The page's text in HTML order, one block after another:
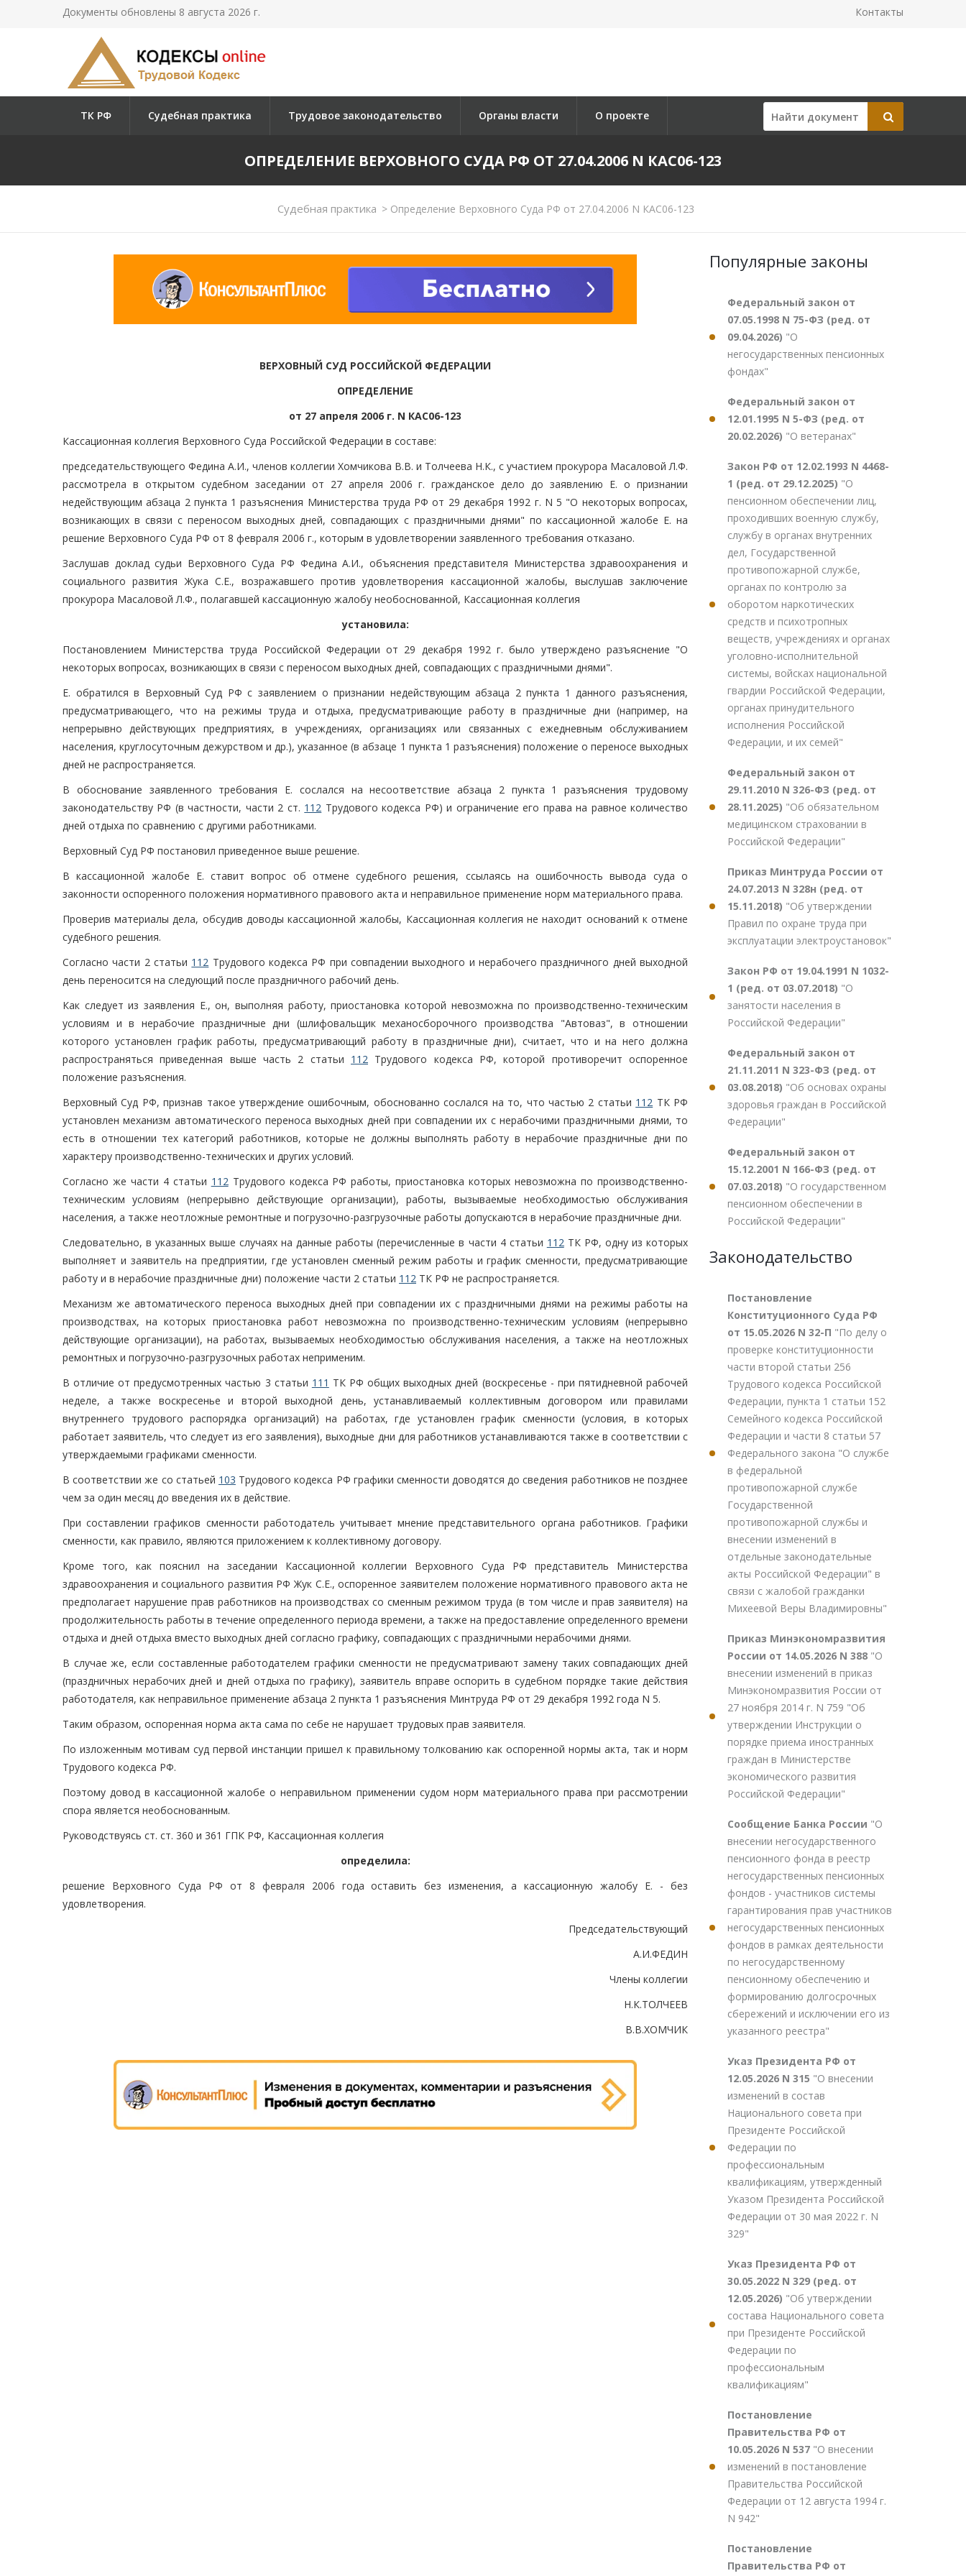
Документы обновлены 8 августа 2026 г. Контакты
ТК РФ Судебная практика Трудовое законодательство Органы власти О проекте
ОПРЕДЕЛЕНИЕ ВЕРХОВНОГО СУДА РФ ОТ 27.04.2006 N КАС06-123
Судебная практика >Определение Верховного Суда РФ от 27.04.2006 N КАС06-123
ВЕРХОВНЫЙ СУД РОССИЙСКОЙ ФЕДЕРАЦИИ
ОПРЕДЕЛЕНИЕ
от 27 апреля 2006 г. N КАС06-123
Кассационная коллегия Верховного Суда Российской Федерации в составе:
председательствующего Федина А.И., членов коллегии Хомчикова В.В. и Толчеева Н.К., с участием прокурора Масаловой Л.Ф.
рассмотрела в открытом судебном заседании от 27 апреля 2006 г. гражданское дело до заявлению Е. о признании
недействующим абзаца 2 пункта 1 разъяснения Министерства труда РФ от 29 декабря 1992 г. N 5 "О некоторых вопросах,
возникающих в связи с переносом выходных дней, совпадающих с праздничными днями" по кассационной жалобе Е. на
решение Верховного Суда РФ от 8 февраля 2006 г., которым в удовлетворении заявленного требования отказано.
Заслушав доклад судьи Верховного Суда РФ Федина А.И., объяснения представителя Министерства здравоохранения и
социального развития Жука С.Е., возражавшего против удовлетворения кассационной жалобы, выслушав заключение
прокурора Масаловой Л.Ф., полагавшей кассационную жалобу необоснованной, Кассационная коллегия
установила:
Постановлением Министерства труда Российской Федерации от 29 декабря 1992 г. было утверждено разъяснение "О
некоторых вопросах, возникающих в связи с переносом выходных дней, совпадающих с праздничными днями".
Е. обратился в Верховный Суд РФ с заявлением о признании недействующим абзаца 2 пункта 1 данного разъяснения,
предусматривающего, что на режимы труда и отдыха, предусматривающие работу в праздничные дни (например, на
непрерывно действующих предприятиях, в учреждениях, организациях или связанных с ежедневным обслуживанием
населения, круглосуточным дежурством и др.), указанное (в абзаце 1 пункта 1 разъяснения) положение о переносе выходных
дней не распространяется.
В обоснование заявленного требования Е. сослался на несоответствие абзаца 2 пункта 1 разъяснения трудовому
законодательству РФ (в частности, части 2 ст. 112 Трудового кодекса РФ) и ограничение его права на равное количество
дней отдыха по сравнению с другими работниками.
Верховный Суд РФ постановил приведенное выше решение.
В кассационной жалобе Е. ставит вопрос об отмене судебного решения, ссылаясь на ошибочность вывода суда о
законности оспоренного положения нормативного правового акта и неправильное применение норм материального права.
Проверив материалы дела, обсудив доводы кассационной жалобы, Кассационная коллегия не находит оснований к отмене
судебного решения.
Согласно части 2 статьи 112 Трудового кодекса РФ при совпадении выходного и нерабочего праздничного дней выходной
день переносится на следующий после праздничного рабочий день.
Как следует из заявления Е., он, выполняя работу, приостановка которой невозможна по производственно-техническим
условиям и в нерабочие праздничные дни (шлифовальщик механосборочного производства "Автоваз", в отношении
которого установлен график работы, предусматривающий работу в праздничные дни), считает, что и на него должна
распространяться приведенная выше часть 2 статьи 112 Трудового кодекса РФ, которой противоречит оспоренное
положение разъяснения.
Верховный Суд РФ, признав такое утверждение ошибочным, обоснованно сослался на то, что частью 2 статьи 112 ТК РФ
установлен механизм автоматического переноса выходных дней при совпадении их с нерабочими праздничными днями, то
есть в отношении тех категорий работников, которые не должны выполнять работу в нерабочие праздничные дни по
характеру производственно-технических и других условий.
Согласно же части 4 статьи 112Трудового кодекса РФ работы, приостановка которых невозможна по производственно-
техническим условиям (непрерывно действующие организации), работы, вызываемые необходимостью обслуживания
населения, а также неотложные ремонтные и погрузочно-разгрузочные работы допускаются в нерабочие праздничные дни.
Следовательно, в указанных выше случаях на данные работы (перечисленные в части 4 статьи 112ТК РФ, одну из которых
выполняет и заявитель на предприятии, где установлен сменный режим работы и график сменности, предусматривающие
работу и в нерабочие праздничные дни) положение части 2 статьи 112 ТК РФ не распространяется.
Механизм же автоматического переноса выходных дней при совпадении их с праздничными днями на режимы работы на
производствах, на которых приостановка работ невозможна по производственно-техническим условиям (непрерывно
действующие организации), на работах, вызываемых необходимостью обслуживания населения, а также на неотложных
ремонтных и погрузочно-разгрузочных работах неприменим.
В отличие от предусмотренных частью 3 статьи 111 ТК РФ общих выходных дней (воскресенье - при пятидневной рабочей
неделе, а также воскресенье и второй выходной день, устанавливаемый коллективным договором или правилами
внутреннего трудового распорядка организаций) на работах, где установлен график сменности (условия, в которых
работает заявитель, что следует из его заявления), выходные дни для работников устанавливаются также в соответствии с
утверждаемыми графиками сменности.
В соответствии же со статьей 103 Трудового кодекса РФ графики сменности доводятся до сведения работников не позднее
чем за один месяц до введения их в действие.
При составлении графиков сменности работодатель учитывает мнение представительного органа работников. Графики
сменности, как правило, являются приложением к коллективному договору.
Кроме того, как пояснил на заседании Кассационной коллегии Верховного Суда РФ представитель Министерства
здравоохранения и социального развития РФ Жук С.Е., оспоренное заявителем положение нормативного правового акта не
предполагает нарушение прав работников на производствах со сменным режимом труда (в том числе и прав заявителя) на
продолжительность работы в течение определенного периода времени, а также на предоставление определенного времени
отдыха и дней отдыха вместо выходных дней согласно графику, совпадающих с праздничными нерабочими днями.
В случае же, если составленные работодателем графики сменности не предусматривают замену таких совпадающих дней
(праздничных нерабочих дней и дней отдыха по графику), заявитель вправе оспорить в судебном порядке такие действия
работодателя, как неправильное применение абзаца 2 пункта 1 разъяснения Минтруда РФ от 29 декабря 1992 года N 5.
Таким образом, оспоренная норма акта сама по себе не нарушает трудовых прав заявителя.
По изложенным мотивам суд первой инстанции пришел к правильному толкованию как оспоренной нормы акта, так и норм
Трудового кодекса РФ.
Поэтому довод в кассационной жалобе о неправильном применении судом норм материального права при рассмотрении
спора является необоснованным.
Руководствуясь ст. ст. 360 и 361 ГПК РФ, Кассационная коллегия
определила:
решение Верховного Суда РФ от 8 февраля 2006 года оставить без изменения, а кассационную жалобу Е. - без
удовлетворения.
Председательствующий
А.И.ФЕДИН
Члены коллегии
Н.К.ТОЛЧЕЕВ
В.В.ХОМЧИК
Популярные законы
Федеральный закон от
07.05.1998 N 75-ФЗ (ред. от
09.04.2026) "О
негосударственных пенсионных
фондах"
Федеральный закон от
12.01.1995 N 5-ФЗ (ред. от
20.02.2026) "О ветеранах"
Закон РФ от 12.02.1993 N 4468-
1 (ред. от 29.12.2025) "О
пенсионном обеспечении лиц,
проходивших военную службу,
службу в органах внутренних
дел, Государственной
противопожарной службе,
органах по контролю за
оборотом наркотических
средств и психотропных
веществ, учреждениях и органах
уголовно-исполнительной
системы, войсках национальной
гвардии Российской Федерации,
органах принудительного
исполнения Российской
Федерации, и их семей"
Федеральный закон от
29.11.2010 N 326-ФЗ (ред. от
28.11.2025) "Об обязательном
медицинском страховании в
Российской Федерации"
Приказ Минтруда России от
24.07.2013 N 328н (ред. от
15.11.2018) "Об утверждении
Правил по охране труда при
эксплуатации электроустановок"
Закон РФ от 19.04.1991 N 1032-
1 (ред. от 03.07.2018) "О
занятости населения в
Российской Федерации"
Федеральный закон от
21.11.2011 N 323-ФЗ (ред. от
03.08.2018) "Об основах охраны
здоровья граждан в Российской
Федерации"
Федеральный закон от
15.12.2001 N 166-ФЗ (ред. от
07.03.2018) "О государственном
пенсионном обеспечении в
Российской Федерации"
Законодательство
Постановление
Конституционного Суда РФ
от 15.05.2026 N 32-П "По делу о
проверке конституционности
части второй статьи 256
Трудового кодекса Российской
Федерации, пункта 1 статьи 152
Семейного кодекса Российской
Федерации и части 8 статьи 57
Федерального закона "О службе
в федеральной
противопожарной службе
Государственной
противопожарной службы и
внесении изменений в
отдельные законодательные
акты Российской Федерации" в
связи с жалобой гражданки
Михеевой Веры Владимировны"
Приказ Минэкономразвития
России от 14.05.2026 N 388 "О
внесении изменений в приказ
Минэкономразвития России от
27 ноября 2014 г. N 759 "Об
утверждении Инструкции о
порядке приема иностранных
граждан в Министерстве
экономического развития
Российской Федерации"
Сообщение Банка России "О
внесении негосударственного
пенсионного фонда в реестр
негосударственных пенсионных
фондов - участников системы
гарантирования прав участников
негосударственных пенсионных
фондов в рамках деятельности
по негосударственному
пенсионному обеспечению и
формированию долгосрочных
сбережений и исключении его из
указанного реестра"
Указ Президента РФ от
12.05.2026 N 315 "О внесении
изменений в состав
Национального совета при
Президенте Российской
Федерации по
профессиональным
квалификациям, утвержденный
Указом Президента Российской
Федерации от 30 мая 2022 г. N
329"
Указ Президента РФ от
30.05.2022 N 329 (ред. от
12.05.2026) "Об утверждении
состава Национального совета
при Президенте Российской
Федерации по
профессиональным
квалификациям"
Постановление
Правительства РФ от
10.05.2026 N 537 "О внесении
изменений в постановление
Правительства Российской
Федерации от 12 августа 1994 г.
N 942"
Постановление
Правительства РФ от